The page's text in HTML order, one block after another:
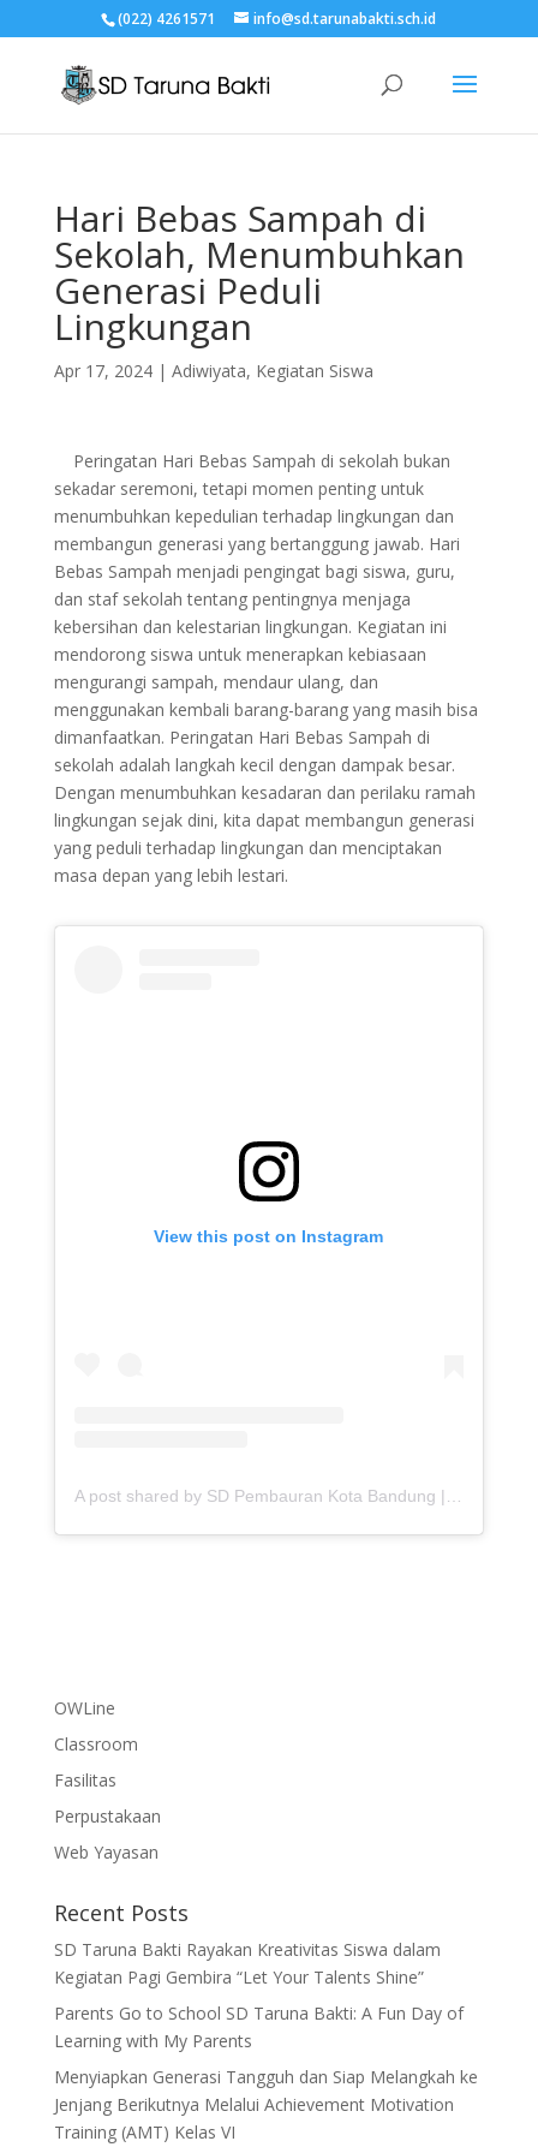
(022) 4261571 info@sd.tarunabakti.sch.id
Hari Bebas Sampah di
Sekolah, Menumbuhkan
Generasi Peduli
Lingkungan
Apr 17, 2024| Adiwiyata, Kegiatan Siswa
Peringatan Hari Bebas Sampah di sekolah bukan
sekadar seremoni, tetapi momen penting untuk
menumbuhkan kepedulian terhadap lingkungan dan
membangun generasi yang bertanggung jawab. Hari
Bebas Sampah menjadi pengingat bagi siswa, guru,
dan staf sekolah tentang pentingnya menjaga
kebersihan dan kelestarian lingkungan. Kegiatan ini
mendorong siswa untuk menerapkan kebiasaan
mengurangi sampah, mendaur ulang, dan
menggunakan kembali barang-barang yang masih bisa
dimanfaatkan. Peringatan Hari Bebas Sampah di
sekolah adalah langkah kecil dengan dampak besar.
Dengan menumbuhkan kesadaran dan perilaku ramah
lingkungan sejak dini, kita dapat membangun generasi
yang peduli terhadap lingkungan dan menciptakan
masa depan yang lebih lestari.
View this post on Instagram
OWLine
Classroom
Fasilitas
Perpustakaan
Web Yayasan
Recent Posts
SD Taruna Bakti Rayakan Kreativitas Siswa dalam
Kegiatan Pagi Gembira “Let Your Talents Shine”
Parents Go to School SD Taruna Bakti: A Fun Day of
Learning with My Parents
Menyiapkan Generasi Tangguh dan Siap Melangkah ke
Jenjang Berikutnya Melalui Achievement Motivation
Training (AMT) Kelas VI